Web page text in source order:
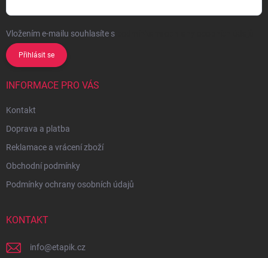
Vložením e-mailu souhlasíte s
Přihlásit se
INFORMACE PRO VÁS
Kontakt
Doprava a platba
Reklamace a vrácení zboží
Obchodní podmínky
Podmínky ochrany osobních údajů
KONTAKT
info@etapik.cz